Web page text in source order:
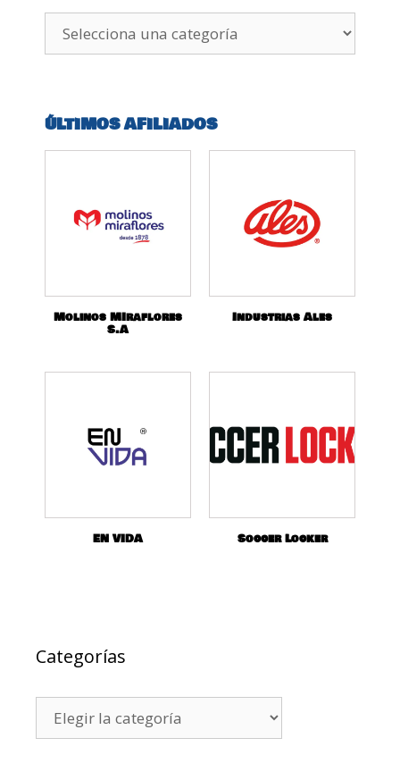
ÚLTIMOS AFILIADOS
Molinos MIraflores
S.A
Industrias Ales
EN VIDA Soccer Locker
Categorías